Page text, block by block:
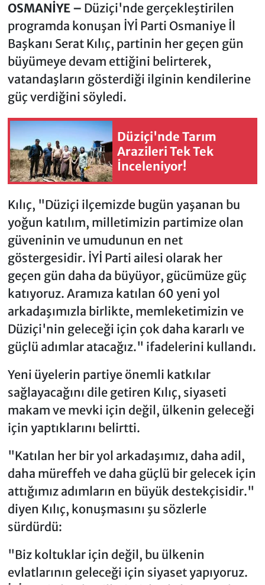
OSMANİYE – Düziçi'nde gerçekleştirilen
programda konuşan İYİ Parti Osmaniye İl
Başkanı Serat Kılıç, partinin her geçen gün
büyümeye devam ettiğini belirterek,
vatandaşların gösterdiği ilginin kendilerine
güç verdiğini söyledi.
Düziçi'nde Tarım
Arazileri Tek Tek
İnceleniyor!
Kılıç, "Düziçi ilçemizde bugün yaşanan bu
yoğun katılım, milletimizin partimize olan
güveninin ve umudunun en net
göstergesidir. İYİ Parti ailesi olarak her
geçen gün daha da büyüyor, gücümüze güç
katıyoruz. Aramıza katılan 60 yeni yol
arkadaşımızla birlikte, memleketimizin ve
Düziçi'nin geleceği için çok daha kararlı ve
güçlü adımlar atacağız." ifadelerini kullandı.
Yeni üyelerin partiye önemli katkılar
sağlayacağını dile getiren Kılıç, siyaseti
makam ve mevki için değil, ülkenin geleceği
için yaptıklarını belirtti.
"Katılan her bir yol arkadaşımız, daha adil,
daha müreffeh ve daha güçlü bir gelecek için
attığımız adımların en büyük destekçisidir."
diyen Kılıç, konuşmasını şu sözlerle
sürdürdü:
"Biz koltuklar için değil, bu ülkenin
evlatlarının geleceği için siyaset yapıyoruz.